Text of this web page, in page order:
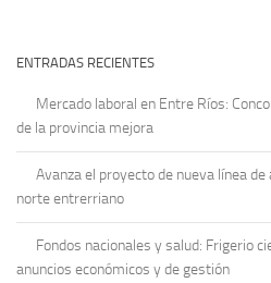
ENTRADAS RECIENTES
Mercado laboral en Entre Ríos:
de la provincia mejora
Avanza el proyecto de nueva línea
norte entrerriano
Fondos nacionales y salud: Frigerio
anuncios económicos y de gestión